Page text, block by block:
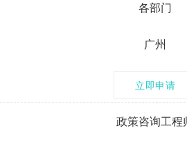
各部门
广州
立即申请
政策咨询工程